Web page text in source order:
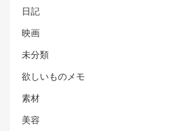
日記
映画
未分類
欲しいものメモ
素材
美容